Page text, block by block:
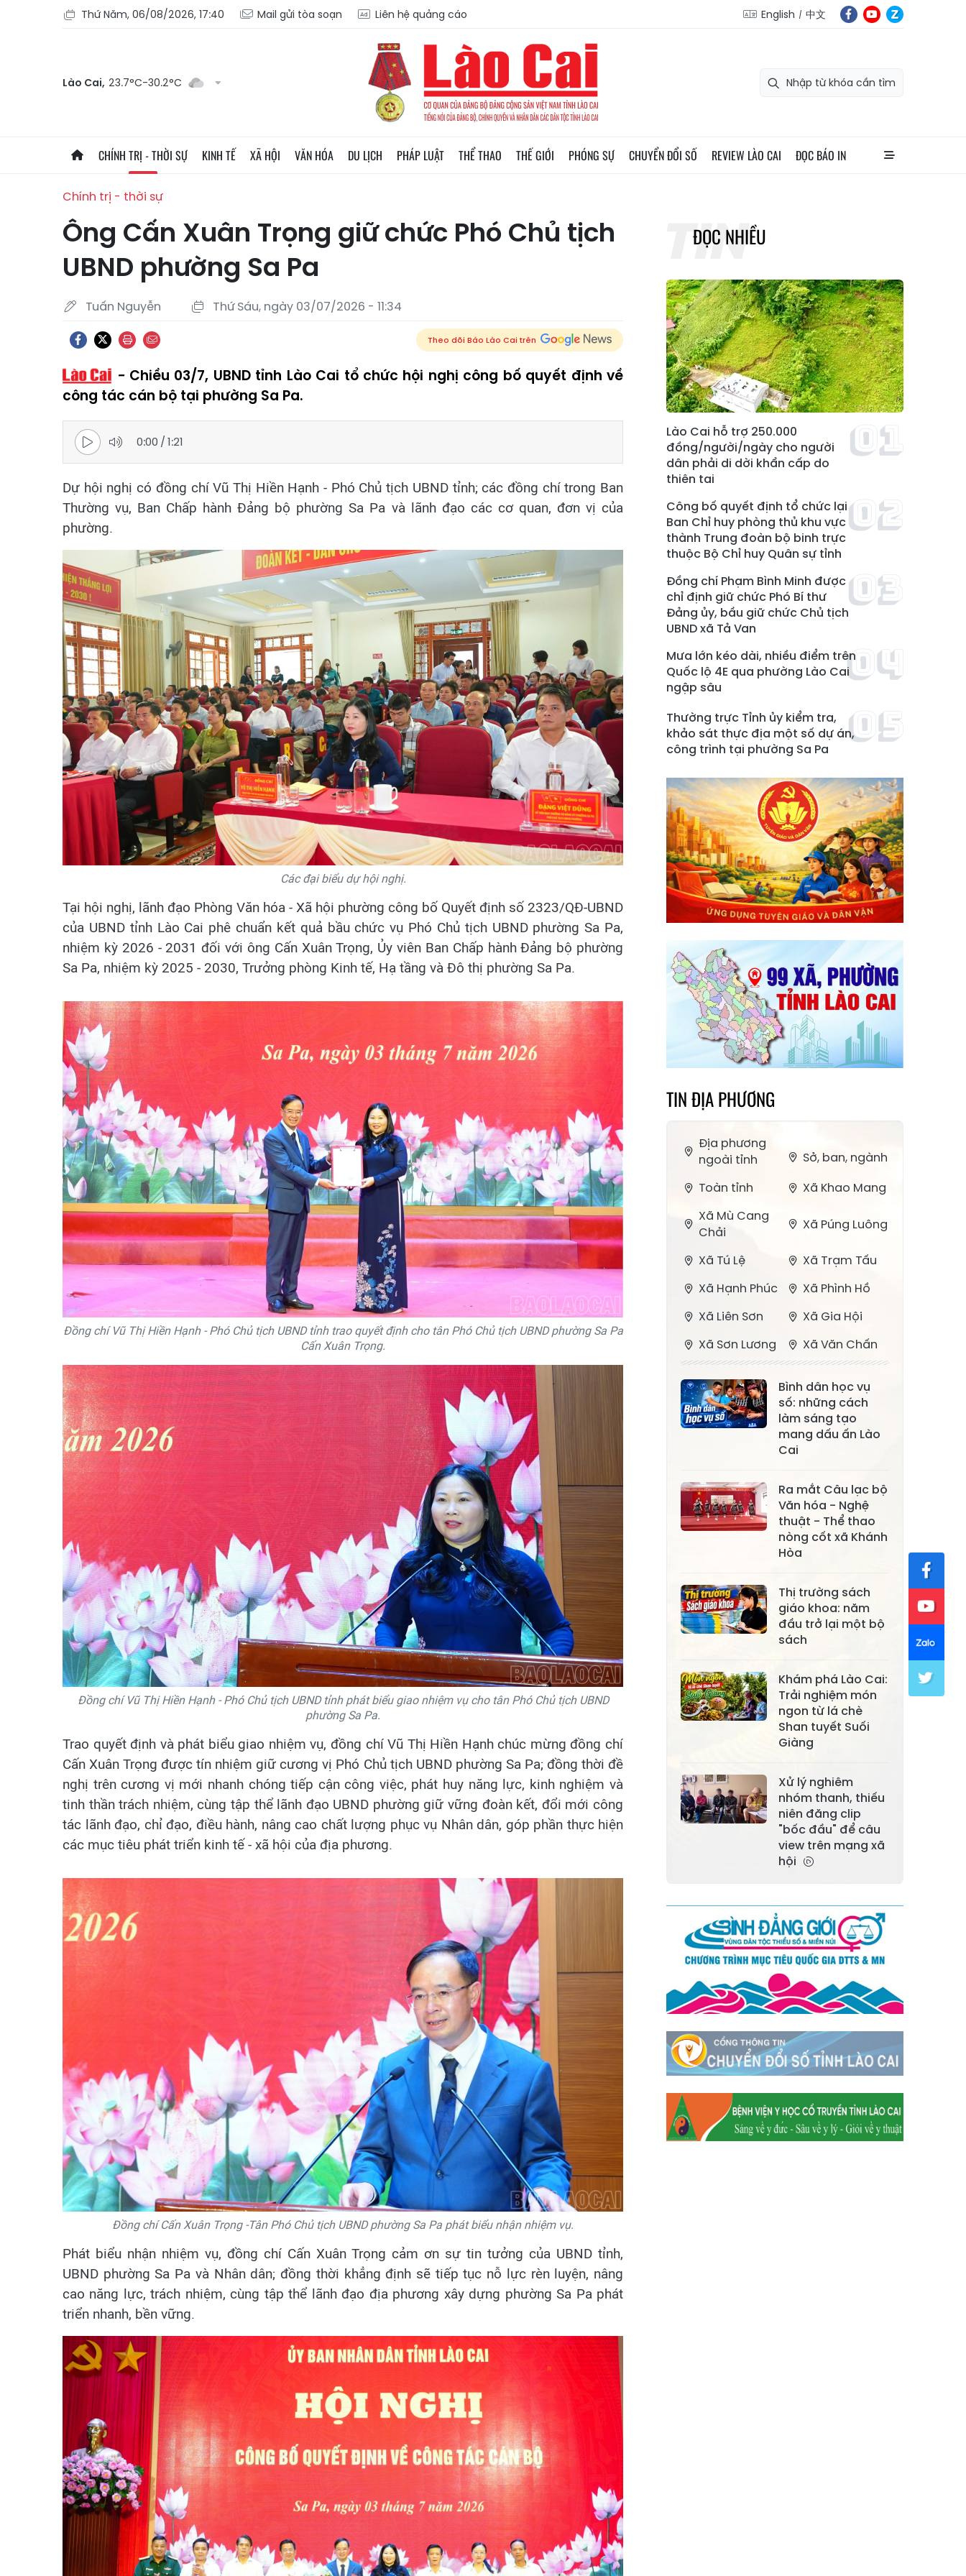
Thứ Năm, 06/08/2026, 17:40 Mail gửi tòa soạn Liên hệ quảng cáo English 中文
Lào Cai, 23.7°C-30.2°C
CHÍNH TRỊ - THỜI SỰ KINH TẾ XÃ HỘI VĂN HÓA DU LỊCH PHÁP LUẬT THỂ THAO THẾ GIỚI PHÓNG SỰ CHUYỂN ĐỔI SỐ REVIEW LÀO CAI ĐỌC BÁO IN
Chính trị - thời sự
Ông Cấn Xuân Trọng giữ chức Phó Chủ tịch
UBND phường Sa Pa
Tuấn Nguyễn Thứ Sáu, ngày 03/07/2026 - 11:34
Theo dõi Báo Lào Cai trên
Chiều 03/7, UBND tỉnh Lào Cai tổ chức hội nghị công bố quyết định về
công tác cán bộ tại phường Sa Pa.
0:00 /1:21
Dự hội nghị có đồng chí Vũ Thị Hiền Hạnh - Phó Chủ tịch UBND tỉnh; các đồng chí trong Ban
Thường vụ, Ban Chấp hành Đảng bộ phường Sa Pa và lãnh đạo các cơ quan, đơn vị của
phường.
Các đại biểu dự hội nghị.
Tại hội nghị, lãnh đạo Phòng Văn hóa - Xã hội phường công bố Quyết định số 2323/QĐ-UBND
của UBND tỉnh Lào Cai phê chuẩn kết quả bầu chức vụ Phó Chủ tịch UBND phường Sa Pa,
nhiệm kỳ 2026 - 2031 đối với ông Cấn Xuân Trọng, Ủy viên Ban Chấp hành Đảng bộ phường
Sa Pa, nhiệm kỳ 2025 - 2030, Trưởng phòng Kinh tế, Hạ tầng và Đô thị phường Sa Pa.
Đồng chí Vũ Thị Hiền Hạnh - Phó Chủ tịch UBND tỉnh trao quyết định cho tân Phó Chủ tịch UBND phường Sa Pa
Cấn Xuân Trọng.
Đồng chí Vũ Thị Hiền Hạnh - Phó Chủ tịch UBND tỉnh phát biểu giao nhiệm vụ cho tân Phó Chủ tịch UBND
phường Sa Pa.
Trao quyết định và phát biểu giao nhiệm vụ, đồng chí Vũ Thị Hiền Hạnh chúc mừng đồng chí
Cấn Xuân Trọng được tín nhiệm giữ cương vị Phó Chủ tịch UBND phường Sa Pa; đồng thời đề
nghị trên cương vị mới nhanh chóng tiếp cận công việc, phát huy năng lực, kinh nghiệm và
tinh thần trách nhiệm, cùng tập thể lãnh đạo UBND phường giữ vững đoàn kết, đổi mới công
tác lãnh đạo, chỉ đạo, điều hành, nâng cao chất lượng phục vụ Nhân dân, góp phần thực hiện
các mục tiêu phát triển kinh tế - xã hội của địa phương.
Đồng chí Cấn Xuân Trọng -Tân Phó Chủ tịch UBND phường Sa Pa phát biểu nhận nhiệm vụ.
Phát biểu nhận nhiệm vụ, đồng chí Cấn Xuân Trọng cảm ơn sự tin tưởng của UBND tỉnh,
UBND phường Sa Pa và Nhân dân; đồng thời khẳng định sẽ tiếp tục nỗ lực rèn luyện, nâng
cao năng lực, trách nhiệm, cùng tập thể lãnh đạo địa phương xây dựng phường Sa Pa phát
triển nhanh, bền vững.
ĐỌC NHIỀU
Lào Cai hỗ trợ 250.000
đồng/người/ngày cho người
dân phải di dời khẩn cấp do
thiên tai
Công bố quyết định tổ chức lại
Ban Chỉ huy phòng thủ khu vực
thành Trung đoàn bộ binh trực
thuộc Bộ Chỉ huy Quân sự tỉnh
Đồng chí Phạm Bình Minh được
chỉ định giữ chức Phó Bí thư
Đảng ủy, bầu giữ chức Chủ tịch
UBND xã Tả Van
Mưa lớn kéo dài, nhiều điểm trên
Quốc lộ 4E qua phường Lào Cai
ngập sâu
Thường trực Tỉnh ủy kiểm tra,
khảo sát thực địa một số dự án,
công trình tại phường Sa Pa
TIN ĐỊA PHƯƠNG
Địa phương
ngoài tỉnh
Sở, ban, ngành
Toàn tỉnh
Xã Khao Mang
Xã Mù Cang
Chải
Xã Púng Luông
Xã Tú Lệ
Xã Trạm Tấu
Xã Hạnh Phúc
Xã Phình Hồ
Xã Liên Sơn
Xã Gia Hội
Xã Sơn Lương
Xã Văn Chấn
Bằng La
Xã Chấn Thịnh
Xã Nghĩa Tâm
Xã Phong Dụ
Hạ
Xã Đông
Cuông
Xã Tân Hợp
Xã Mậu A Xã Xuân Ái
Xã Lục Yên
Xã Tân Lĩnh
Xã Khánh Hòa
Xã Phúc Lợi
Xã Yên Thành
Xã Thác Bà
Xã Yên Bình
Xã Bảo Ái
Xã Hưng
Xã Lương
Thịnh
Xã Việt Hồng
Xã Cốc San
Xã Hợp Thành
Xã Phong Hải
Quang
Xã Tằng Loỏng
Xã Gia Phú
Xã Mường
Hum
Xã Y Tý
Xã A Mú Sung
Xã Trịnh Tường
Xã Nậm Chày
Xã Bản Xèo
Xã Bát Xát
Xã Võ Lao
Xã Khánh Yên
Xã Văn Bàn
Xã Dương Quỳ
Bình dân học vụ
số: những cách
làm sáng tạo
mang dấu ấn Lào
Cai
Ra mắt Câu lạc bộ
Văn hóa - Nghệ
thuật - Thể thao
nòng cốt xã Khánh
Hòa
Thị trường sách
giáo khoa: năm
đầu trở lại một bộ
sách
Khám phá Lào Cai:
Trải nghiệm món
ngon từ lá chè
Shan tuyết Suối
Giàng
Xử lý nghiêm
nhóm thanh, thiếu
niên đăng clip
"bốc đầu" để câu
view trên mạng xã
hội